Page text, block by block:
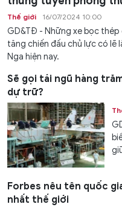
Thế giới 16/07/2024 10:00
GD&TĐ - Những xe bọc
tăng chiến đấu chủ lực có lẽ
Nga hiện nay.
Sẽ gọi tái ngũ hàng
dự trữ?
Forbes nêu tên quốc
nhất thế giới